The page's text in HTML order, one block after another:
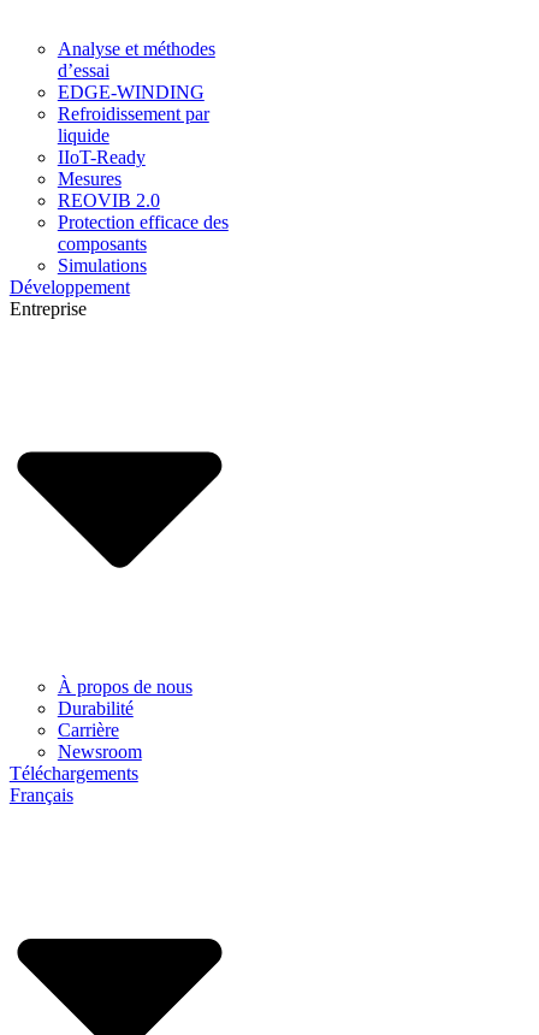
Analyse et méthodes
d’essai
EDGE-WINDING
Refroidissement par
liquide
IIoT-Ready
Mesures
REOVIB 2.0
Protection efficace des
composants
Simulations
Développement
Entreprise
À propos de nous
Durabilité
Carrière
Newsroom
Téléchargements
Français